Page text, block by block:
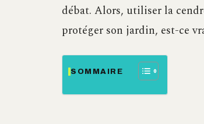
débat. Alors, utiliser la
protéger son jardin, est-ce
SOMMAIRE